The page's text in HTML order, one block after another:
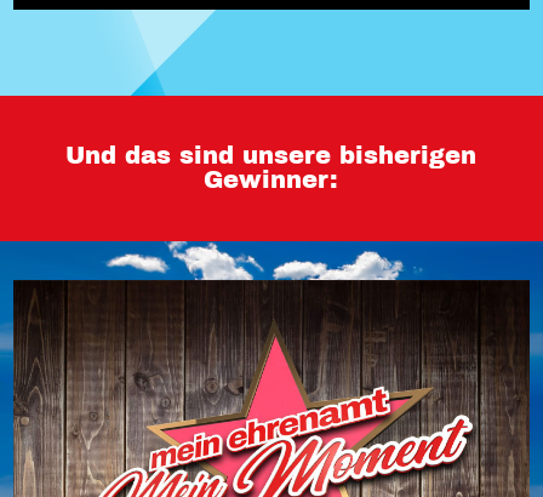
Und das sind unsere bisherigen
Gewinner: